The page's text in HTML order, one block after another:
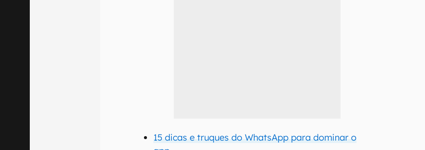
15 dicas e truques do WhatsApp para dominar o